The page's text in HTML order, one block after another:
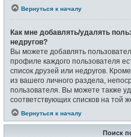
Вернуться к началу
Как мне добавлять/удалять
недругов?
Вы можете добавлять
профиле каждого пользователя
список друзей или недругов.
из вашего личного раздела,
пользователя. Вы можете также
соответствующих списков на той
Вернуться к началу
Поиск